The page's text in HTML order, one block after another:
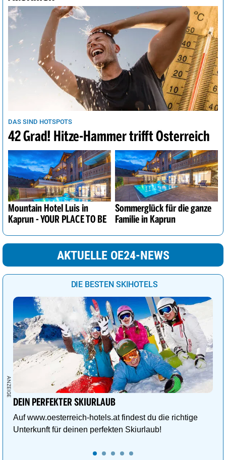
DAS SIND HOTSPOTS
42 Grad! Hitze-Hammer trifft Österreich
Mountain Hotel Luis in
Kaprun - YOUR PLACE TO BE
Sommerglück für die ganze
Familie in Kaprun
AKTUELLE OE24-NEWS
DIE BESTEN SKIHOTELS
DEIN PERFEKTER SKIURLAUB
Auf www.oesterreich-hotels.at findest du die richtige
Unterkunft für deinen perfekten Skiurlaub!